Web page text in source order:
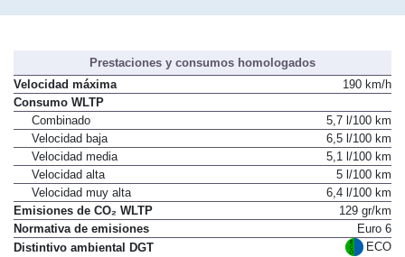
Prestaciones y consumos homologados
Velocidad máxima
190 km/h
Consumo WLTP
Combinado
5,7 l/100 km
Velocidad baja
6,5 l/100 km
Velocidad media
5,1 l/100 km
Velocidad alta
5 l/100 km
Velocidad muy alta
6,4 l/100 km
Emisiones de CO₂ WLTP
129 gr/km
Normativa de emisiones
Euro 6
Distintivo ambiental DGT
ECO